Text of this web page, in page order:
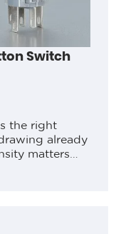
Switch
the right
already
matters